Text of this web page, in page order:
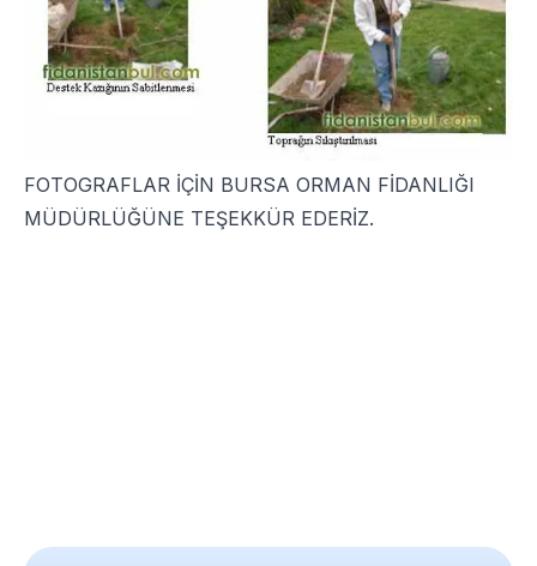
FOTOGRAFLAR İÇİN BURSA ORMAN FİDANLIĞI
MÜDÜRLÜĞÜNE TEŞEKKÜR EDERİZ.